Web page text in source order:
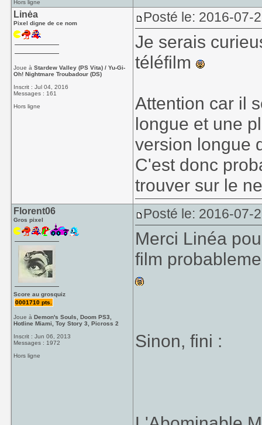
Hors ligne
Linėa
Pixel digne de ce nom
Joue àStardew Valley (PS Vita) / Yu-Gi-
Oh! Nightmare Troubadour (DS)
Inscrit : Jul 04, 2016
Messages : 161
Hors ligne
Posté le: 2016-07-
Je serais
téléfilm
Attention car il
longue et une
version longue
C'est donc
trouver sur le
Florent06
Gros pixel
Score au grosquiz
0001710 pts.
Joue àDemon's Souls, Doom PS3,
Hotline Miami, Toy Story 3, Picross 2
Inscrit : Jun 06, 2013
Messages : 1972
Hors ligne
Posté le: 2016-07-
Merci Linéa
film
Sinon, fini :